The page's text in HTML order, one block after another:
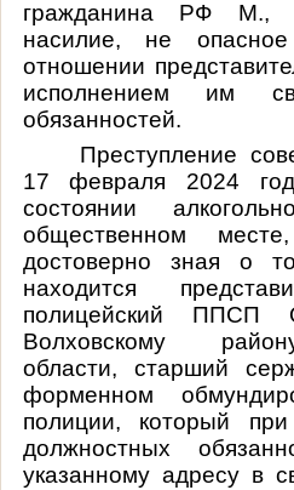
гражданина РФ М.,
насилие, не
отношении
исполнением им
обязанностей.
Преступление
17 февраля 2024
состоянии
общественном
достоверно зная о
находится
полицейский
Волховскому
области, старший
форменном
полиции, который
должностных
указанному адресу в